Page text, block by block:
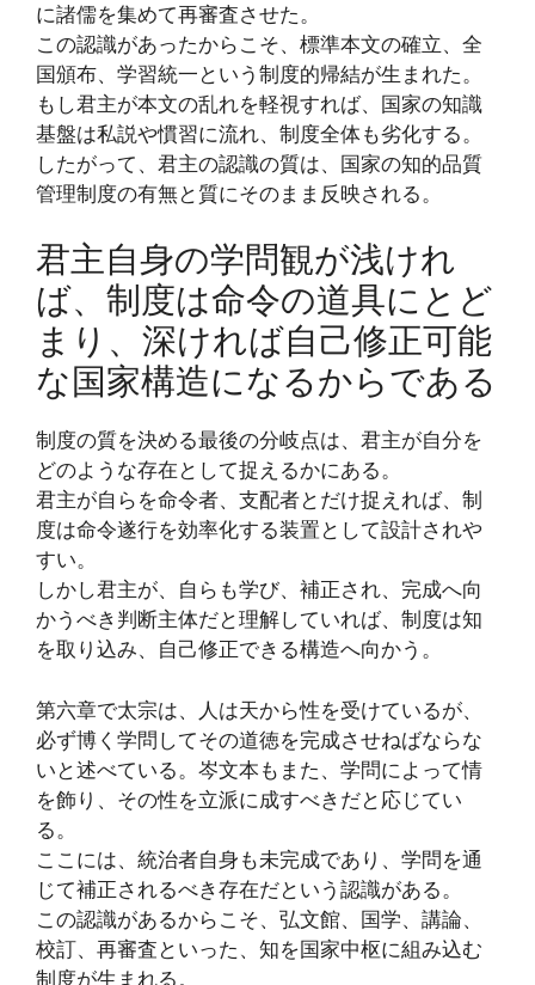
に諸儒を集めて再審査させた。
この認識があったからこそ、標準本文の確立、全
国頒布、学習統一という制度的帰結が生まれた。
もし君主が本文の乱れを軽視すれば、国家の知識
基盤は私説や慣習に流れ、制度全体も劣化する。
したがって、君主の認識の質は、国家の知的品質
管理制度の有無と質にそのまま反映される。
君主自身の学問観が浅けれ
ば、制度は命令の道具にとど
まり、深ければ自己修正可能
な国家構造になるからである
制度の質を決める最後の分岐点は、君主が自分を
どのような存在として捉えるかにある。
君主が自らを命令者、支配者とだけ捉えれば、制
度は命令遂行を効率化する装置として設計されや
すい。
しかし君主が、自らも学び、補正され、完成へ向
かうべき判断主体だと理解していれば、制度は知
を取り込み、自己修正できる構造へ向かう。
第六章で太宗は、人は天から性を受けているが、
必ず博く学問してその道徳を完成させねばならな
いと述べている。岑文本もまた、学問によって情
を飾り、その性を立派に成すべきだと応じてい
る。
ここには、統治者自身も未完成であり、学問を通
じて補正されるべき存在だという認識がある。
この認識があるからこそ、弘文館、国学、講論、
校訂、再審査といった、知を国家中枢に組み込む
制度が生まれる。